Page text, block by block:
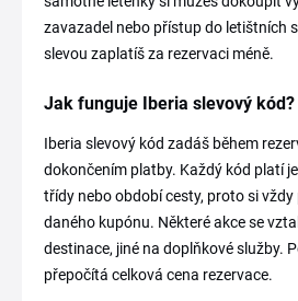
zavazadel nebo přístup do letištních
slevou zaplatíš za rezervaci méně.
Jak funguje Iberia slevový kód?
Iberia slevový kód zadáš během
dokončením platby. Každý kód platí
třídy nebo období cesty, proto si
daného kupónu. Některé akce se
destinace, jiné na doplňkové služby.
přepočítá celková cena rezervace.